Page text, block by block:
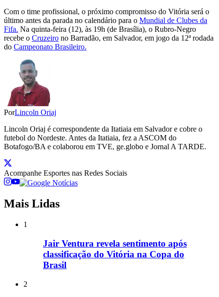
Com o time profissional, o próximo compromisso do Vitória será o
último antes da parada no calendário para o Mundial de Clubes da
Fifa. Na quinta-feira (12), às 19h (de Brasília), o Rubro-Negro
recebe o Cruzeiro no Barradão, em Salvador, em jogo da 12ª rodada
do Campeonato Brasileiro.
PorLincoln Oriaj
Lincoln Oriaj é correspondente da Itatiaia em Salvador e cobre o
futebol do Nordeste. Antes da Itatiaia, fez a ASCOM do
Botafogo/BA e colaborou em TVE, ge.globo e Jornal A TARDE.
Acompanhe Esportes nas Redes Sociais
Mais Lidas
1
Jair Ventura revela sentimento após
classificação do Vitória na Copa do
Brasil
2